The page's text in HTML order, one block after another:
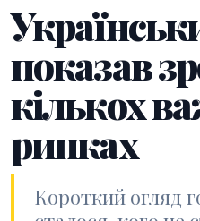
показав
кількох
ринках
Короткий огляд